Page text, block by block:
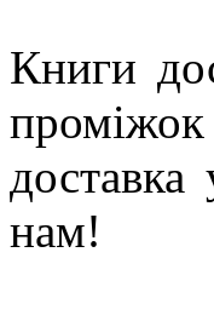
Книги
нам!